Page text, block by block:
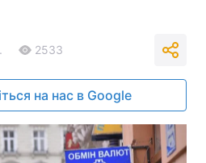
2533
на нас в Google